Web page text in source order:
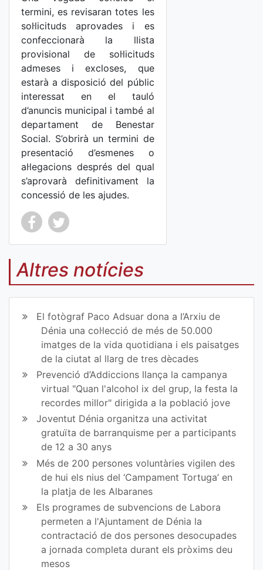
termini, es revisaran totes les
sol·licituds aprovades i es
confeccionarà la llista
provisional de sol·licituds
admeses i excloses, que
estarà a disposició del públic
interessat en el tauló
d’anuncis municipal i també al
departament de Benestar
Social. S’obrirà un termini de
presentació d’esmenes o
al·legacions després del qual
s’aprovarà definitivament la
concessió de les ajudes.
Co
mp
art
ir
en
Fa
ce
bo
ok
Co
mp
art
ir
en
Tw
itt
er
Altres notícies
El fotògraf Paco Adsuar dona a l’Arxiu de
Dénia una col·lecció de més de 50.000
imatges de la vida quotidiana i els paisatges
de la ciutat al llarg de tres dècades
Prevenció d’Addiccions llança la campanya
virtual "Quan l'alcohol ix del grup, la festa la
recordes millor" dirigida a la població jove
Joventut Dénia organitza una activitat
gratuïta de barranquisme per a participants
de 12 a 30 anys
Més de 200 persones voluntàries vigilen des
de hui els nius del ‘Campament Tortuga’ en
la platja de les Albaranes
Els programes de subvencions de Labora
permeten a l'Ajuntament de Dénia la
contractació de dos persones desocupades
a jornada completa durant els pròxims deu
mesos